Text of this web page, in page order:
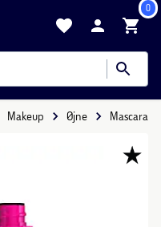
0
Makeup Øjne Mascara